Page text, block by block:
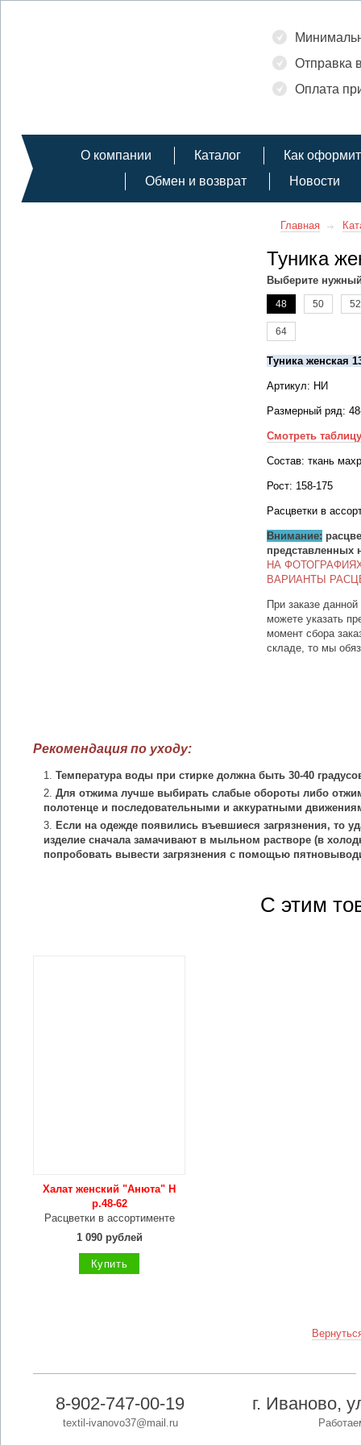
Отправка
Оплата
О компании Каталог
Как
Обмен и возврат
Новости
Главная
Туника
Выберите
48 50 52
64
Туника женская
Артикул: НИ
Размерный ряд:
Смотреть
Состав: ткань
Рост: 158-175
Расцветки в
Внимание:
представленных
НА
ВАРИАНТЫ
При заказе
можете указать
момент сбора
складе, то мы
Рекомендация по уходу:
Температура воды при стирке должна быть 30-40
Для отжима лучше выбирать слабые обороты либо
полотенце и последовательными и аккуратными
Если на одежде появились въевшиеся загрязнения, то
изделие сначала замачивают в мыльном растворе (в
попробовать вывести загрязнения с помощью
С этим
Халат женский "Анюта" Н
р.48-62
Расцветки в ассортименте
1 090 рублей
Купить
8-902-747-00-19
textil-ivanovo37@mail.ru
г. Иваново,